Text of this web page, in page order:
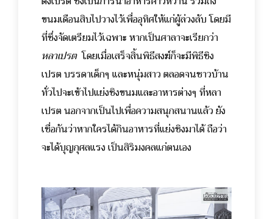
ขนมเดือนสิบไปวางไว้เพื่ออุทิศให้แก่ผู้ล่วงลับ โดยมี
ที่ซึ่งจัดเตรียมไว้เฉพาะ หากเป็นศาลาจะเรียกว่า
หลาเปรตโดยเมื่อเสร็จสิ้นพิธีสงฆ์ก็จะมีพิธีชิง
เปรต บรรดาเด็กๆ และหนุ่มสาว ตลอดจนชาวบ้าน
ทั่วไปจะเข้าไปแย่งชิงขนมและอาหารต่างๆ ที่หลา
เปรต นอกจากเป็นไปเพื่อความสนุกสนานแล้ว ยัง
เชื่อกันว่าหากใครได้กินอาหารที่แย่งชิงมาได้ ถือว่า
จะได้บุญกุศลแรง เป็นสิริมงคลแก่ตนเอง